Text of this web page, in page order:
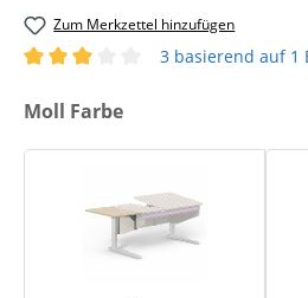
Zum Merkzettel hinzufügen
3 basierend auf 1
auswählen
Moll Farbe
Ahorn